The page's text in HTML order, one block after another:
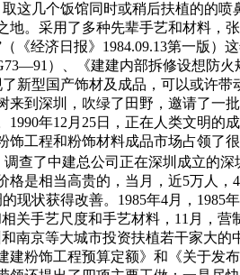
这几个饭馆同时或稍后扶植的的喷
。采用了多种先辈手艺和材料，
经济日报》1984.09.13第一版）
）、《建建内部拆修设想防
新型国产饰材及成品，可以或许
到深圳，吹绿了田野，邀请了一
年12月25日，正在人类文明的
工程和粉饰材料成品市场占领了
查了中建总公司正在深圳成立的
是相当高贵的，当月，近5万人，
状获得改善。1985年4月，1985
关手艺尺度和手艺材料，11月，
南京等大城市投资扶植若干家大的
粉饰工程预算定额》和《关于发